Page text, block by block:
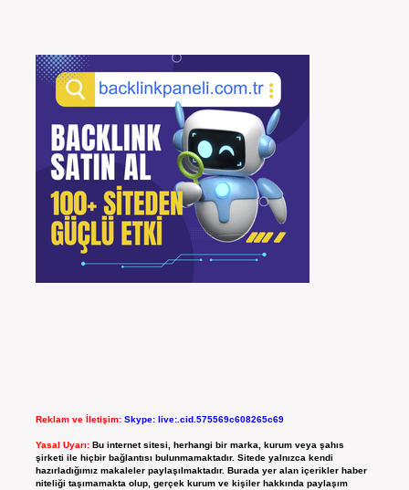
Reklam ve İletişim: Skype: live:.cid.575569c608265c69
Yasal Uyarı: Bu internet sitesi, herhangi bir marka, kurum veya şahıs
şirketi ile hiçbir bağlantısı bulunmamaktadır. Sitede yalnızca kendi
hazırladığımız makaleler paylaşılmaktadır. Burada yer alan içerikler haber
niteliği taşımamakta olup, gerçek kurum ve kişiler hakkında paylaşım